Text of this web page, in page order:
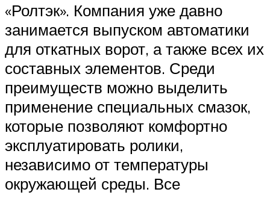
«Ролтэк». Компания уже давно
занимается выпуском автоматики
для откатных ворот, а также всех их
составных элементов. Среди
преимуществ можно выделить
применение специальных смазок,
которые позволяют комфортно
эксплуатировать ролики,
независимо от температуры
окружающей среды. Все